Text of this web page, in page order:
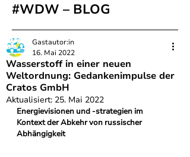
#WDW – BLOG
Wasserstoff in einer neuen
Weltordnung: Gedankenimpulse der
Cratos GmbH
Gastautor:in
16. Mai 2022
Aktualisiert: 25. Mai 2022
Energievisionen und -strategien im
Kontext der Abkehr von russischer
Abhängigkeit